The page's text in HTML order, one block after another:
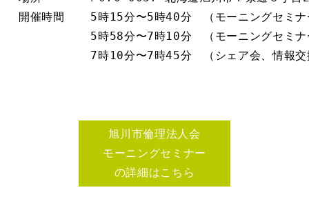
開催時間　  5時15分〜5時40分　（モーニングセミナ
5時58分〜7時10分　（モーニングセミナ
7時10分〜7時45分　（シェア会、情報交
旭川市倫理法人会
モーニングセミナー
の詳細はこちら